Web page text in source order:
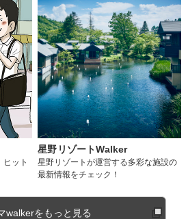
ット
星野リゾートWalker
星野リゾートが運営する多彩な施設の
最新情報をチェック！
walkerをもっと見る